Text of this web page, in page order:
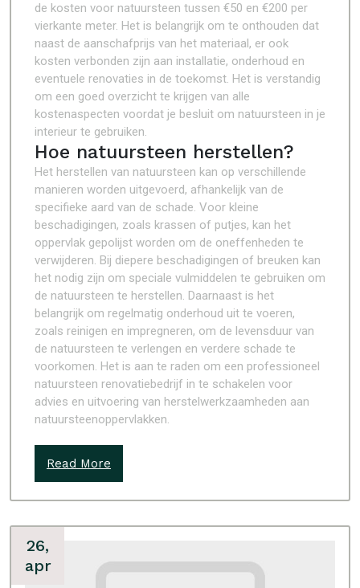
de kosten voor natuursteen tussen €50 en €200 per
vierkante meter. Het is belangrijk om te onthouden dat
naast de aanschafprijs van het materiaal, er ook
kosten verbonden zijn aan installatie, onderhoud en
eventuele renovaties in de toekomst. Het is verstandig
om een goed overzicht te krijgen van alle
kostenaspecten voordat je besluit om natuursteen in je
interieur te gebruiken.
Hoe natuursteen herstellen?
Het herstellen van natuursteen kan op verschillende
manieren worden uitgevoerd, afhankelijk van de
specifieke aard van de schade. Voor kleine
beschadigingen, zoals krassen of putjes, kan het
oppervlak gepolijst worden om de oneffenheden te
verwijderen. Bij diepere beschadigingen of breuken kan
het nodig zijn om speciale vulmiddelen te gebruiken om
de natuursteen te herstellen. Daarnaast is het
belangrijk om regelmatig onderhoud uit te voeren,
zoals reinigen en impregneren, om de levensduur van
de natuursteen te verlengen en verdere schade te
voorkomen. Het is aan te raden om een professioneel
natuursteen renovatiebedrijf in te schakelen voor
advies en uitvoering van herstelwerkzaamheden aan
natuursteenoppervlakken.
Read More
26,
apr